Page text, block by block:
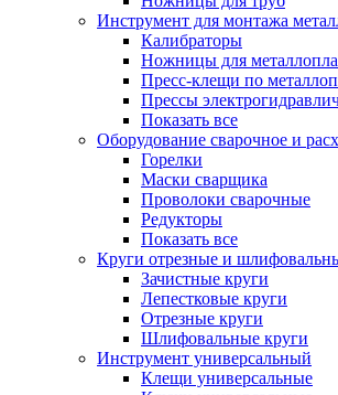
Инструмент для монтажа
Калибраторы
Ножницы для
Пресс-клещи по
Прессы
Показать все
Оборудование сварочное и
Горелки
Маски сварщика
Проволоки сварочные
Редукторы
Показать все
Круги отрезные и
Зачистные круги
Лепестковые круги
Отрезные круги
Шлифовальные круги
Инструмент универсальный
Клещи универсальные